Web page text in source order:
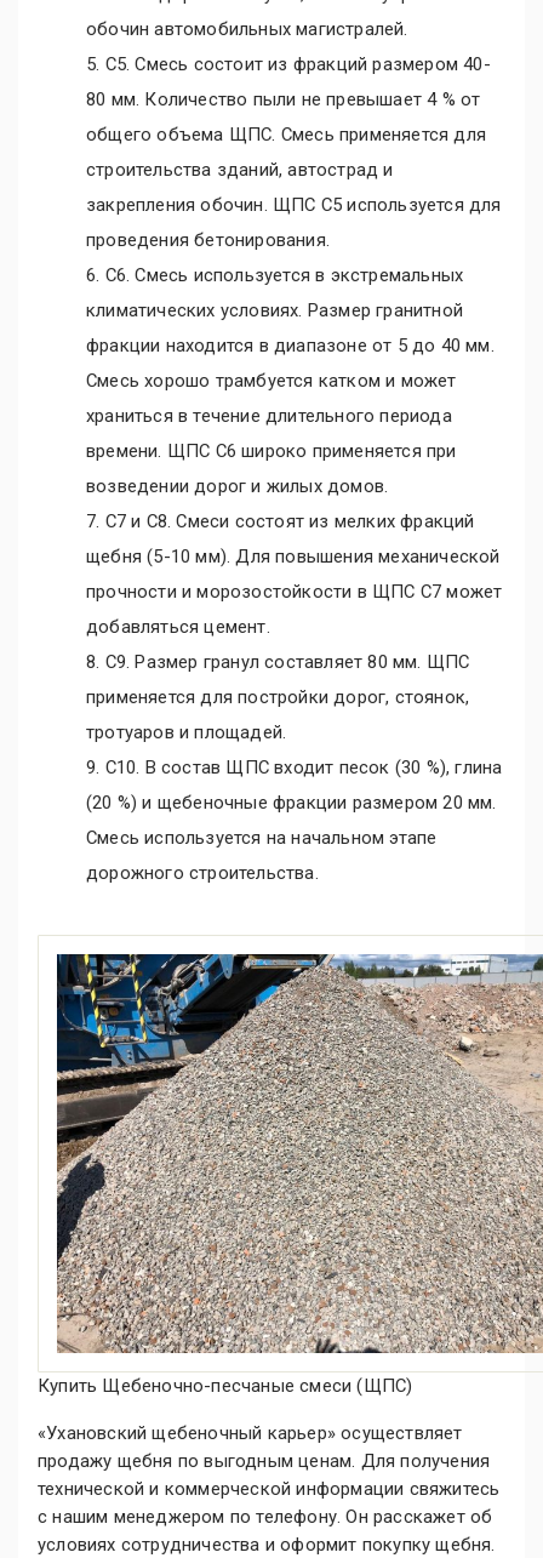
обочин автомобильных магистралей.
5. С5. Смесь состоит из фракций размером 40-
80 мм. Количество пыли не превышает 4 % от
общего объема ЩПС. Смесь применяется для
строительства зданий, автострад и
закрепления обочин. ЩПС С5 используется для
проведения бетонирования.
6. С6. Смесь используется в экстремальных
климатических условиях. Размер гранитной
фракции находится в диапазоне от 5 до 40 мм.
Смесь хорошо трамбуется катком и может
храниться в течение длительного периода
времени. ЩПС С6 широко применяется при
возведении дорог и жилых домов.
7. С7 и С8. Смеси состоят из мелких фракций
щебня (5-10 мм). Для повышения механической
прочности и морозостойкости в ЩПС С7 может
добавляться цемент.
8. С9. Размер гранул составляет 80 мм. ЩПС
применяется для постройки дорог, стоянок,
тротуаров и площадей.
9. С10. В состав ЩПС входит песок (30 %), глина
(20 %) и щебеночные фракции размером 20 мм.
Смесь используется на начальном этапе
дорожного строительства.
Купить Щебеночно-песчаные смеси (ЩПС)
«Ухановский щебеночный карьер» осуществляет
продажу щебня по выгодным ценам. Для получения
технической и коммерческой информации свяжитесь
с нашим менеджером по телефону. Он расскажет об
условиях сотрудничества и оформит покупку щебня.